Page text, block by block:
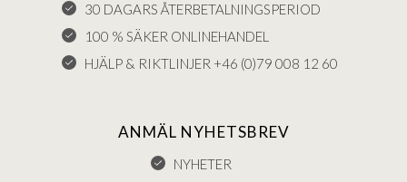
30 DAGARS ÅTERBETALNINGSPERIOD
100 % SÄKER ONLINEHANDEL
HJÄLP & RIKTLINJER +46 (0)79 008 12 60
ANMÄL NYHETSBREV
NYHETER